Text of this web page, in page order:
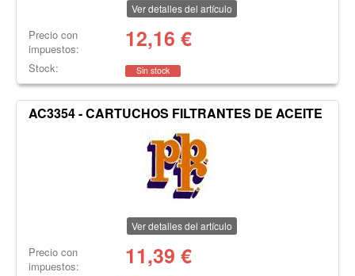
Ver detalles del artículo
Precio con
impuestos:
12,16 €
Stock: Sin stock
AC3354 - CARTUCHOS FILTRANTES DE ACEITE
Ver detalles del artículo
Precio con
impuestos:
11,39 €